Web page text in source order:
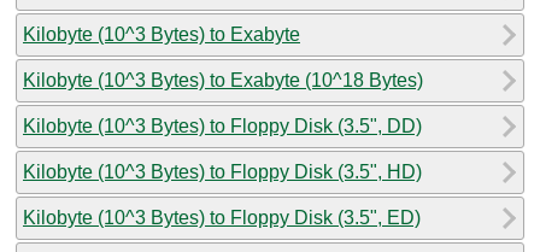
Kilobyte (10^3 Bytes) to Exabyte
Kilobyte (10^3 Bytes) to Exabyte (10^18 Bytes)
Kilobyte (10^3 Bytes) to Floppy Disk (3.5", DD)
Kilobyte (10^3 Bytes) to Floppy Disk (3.5", HD)
Kilobyte (10^3 Bytes) to Floppy Disk (3.5", ED)